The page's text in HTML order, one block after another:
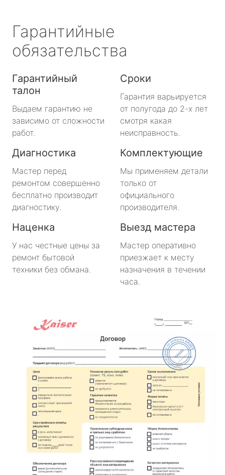
Гарантийные
обязательства
Гарантийный
талон
Выдаем гарантию не
зависимо от сложности
работ.
Сроки
Гарантия варьируется
от полугода до 2-х лет
смотря какая
неисправность.
Диагностика
Мастер перед
ремонтом совершенно
бесплатно производит
диагностику.
Комплектующие
Мы применяем детали
только от
официального
производителя.
Наценка
У нас честные цены за
ремонт бытовой
техники без обмана.
Выезд мастера
Мастер оперативно
приезжает к месту
назначения в течении
часа.